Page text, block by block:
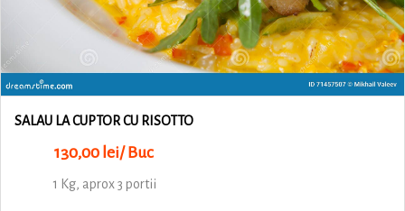
SALAU LA CUPTOR CU RISOTTO
130,00 lei/ Buc
1 Kg, aprox 3 portii